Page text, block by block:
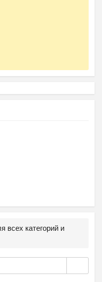
всех категорий и